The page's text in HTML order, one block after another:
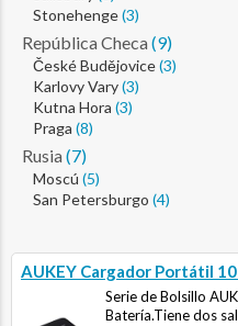
Stonehenge(3)
República Checa (9)
České Budějovice(3)
Karlovy Vary(3)
Kutna Hora (3)
Praga (8)
Rusia (7)
Moscú (5)
San Petersburgo (4)
AUKEY Cargador Portátil
Serie de Bolsillo
Batería.Tiene dos